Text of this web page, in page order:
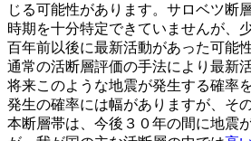
じる可能性があります。サロベツ断
時期を十分特定できていませんが、
百年前以後に最新活動があった可能
通常の活断層評価の手法により最新
将来このような地震が発生する確率
発生の確率には幅がありますが、そ
本断層帯は、今後３０年の間に地震